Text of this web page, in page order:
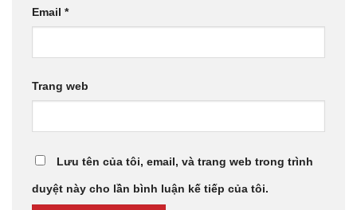
Email *
Trang web
Lưu tên của tôi, email, và trang web trong trình
duyệt này cho lần bình luận kế tiếp của tôi.